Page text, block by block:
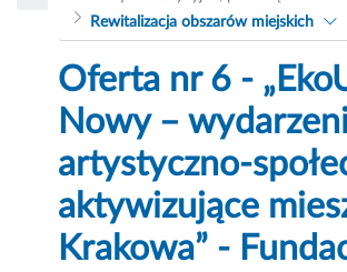
Rewitalizacja obszarów miejskich
Oferta nr 6 -
Nowy –
artystyczno-
aktywizujące
Krakowa” -